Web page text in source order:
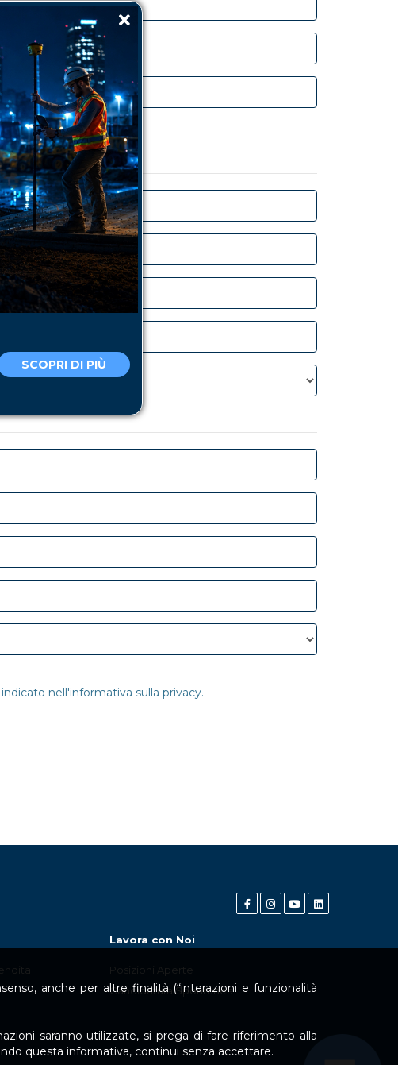
SCOPRI DI PIÙ
nell'informativa sulla privacy.
Lavora con Noi
Posizioni Aperte
Candidatura Spontanea
anche per altre finalità (“interazioni e funzionalità
saranno utilizzate, si prega di fare riferimento alla
questa informativa, continui senza accettare.